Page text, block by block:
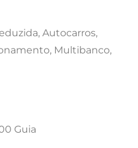
Autocarros,
Multibanco,
Guia